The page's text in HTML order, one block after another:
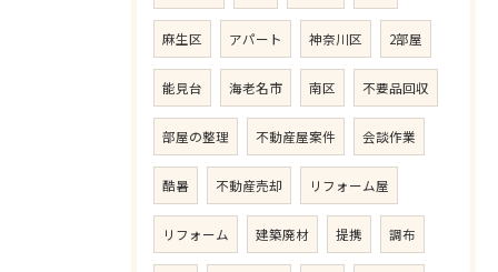
麻生区 アパート 神奈川区 2部屋
能見台 海老名市 南区 不要品回収
部屋の整理 不動産屋案件 会談作業
酷暑 不動産売却 リフォーム屋
リフォーム 建築廃材 提携 調布